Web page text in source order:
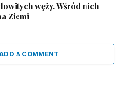
węży. Wśród nich
Ziemi
ADD A COMMENT